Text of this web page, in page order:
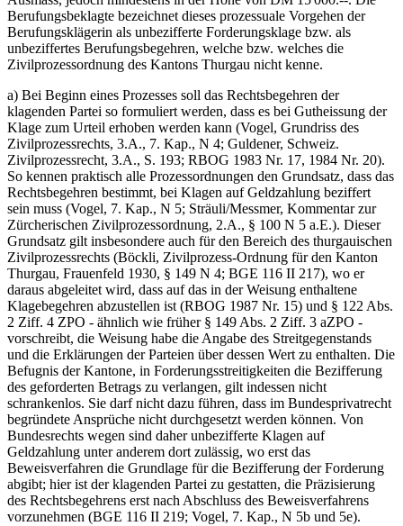
Berufungsbeklagte bezeichnet dieses prozessuale Vorgehen der
Berufungsklägerin als unbezifferte Forderungsklage bzw. als
unbeziffertes Berufungsbegehren, welche bzw. welches die
Zivilprozessordnung des Kantons Thurgau nicht kenne.
a) Bei Beginn eines Prozesses soll das Rechtsbegehren der
klagenden Partei so formuliert werden, dass es bei Gutheissung der
Klage zum Urteil erhoben werden kann (Vogel, Grundriss des
Zivilprozessrechts, 3.A., 7. Kap., N 4; Guldener, Schweiz.
Zivilprozessrecht, 3.A., S. 193; RBOG 1983 Nr. 17, 1984 Nr. 20).
So kennen praktisch alle Prozessordnungen den Grundsatz, dass das
Rechtsbegehren bestimmt, bei Klagen auf Geldzahlung beziffert
sein muss (Vogel, 7. Kap., N 5; Sträuli/Messmer, Kommentar zur
Zürcherischen Zivilprozessordnung, 2.A., § 100 N 5 a.E.). Dieser
Grundsatz gilt insbesondere auch für den Bereich des thurgauischen
Zivilprozessrechts (Böckli, Zivilprozess-Ordnung für den Kanton
Thurgau, Frauenfeld 1930, § 149 N 4; BGE 116 II 217), wo er
daraus abgeleitet wird, dass auf das in der Weisung enthaltene
Klagebegehren abzustellen ist (RBOG 1987 Nr. 15) und § 122 Abs.
2 Ziff. 4 ZPO - ähnlich wie früher § 149 Abs. 2 Ziff. 3 aZPO -
vorschreibt, die Weisung habe die Angabe des Streitgegenstands
und die Erklärungen der Parteien über dessen Wert zu enthalten. Die
Befugnis der Kantone, in Forderungsstreitigkeiten die Bezifferung
des geforderten Betrags zu verlangen, gilt indessen nicht
schrankenlos. Sie darf nicht dazu führen, dass im Bundesprivatrecht
begründete Ansprüche nicht durchgesetzt werden können. Von
Bundesrechts wegen sind daher unbezifferte Klagen auf
Geldzahlung unter anderem dort zulässig, wo erst das
Beweisverfahren die Grundlage für die Bezifferung der Forderung
abgibt; hier ist der klagenden Partei zu gestatten, die Präzisierung
des Rechtsbegehrens erst nach Abschluss des Beweisverfahrens
vorzunehmen (BGE 116 II 219; Vogel, 7. Kap., N 5b und 5e).